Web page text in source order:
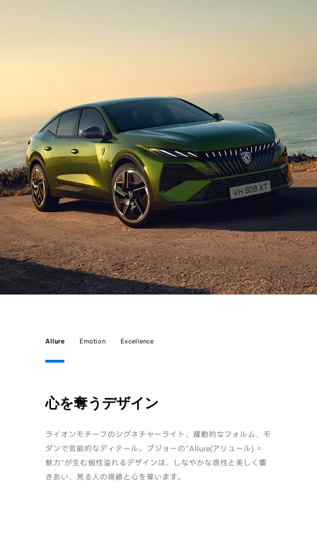
心を奪うデザイン
ライオンモチーフのシグネチャーライト、躍動的なフォルム、モ
ダンで官能的なディテール。プジョーの"Allure(アリュール) ＝
魅力"が生む個性溢れるデザインは、しなやかな感性と美しく響
きあい、見る人の視線と心を奪います。
Allure Emotion Excellence